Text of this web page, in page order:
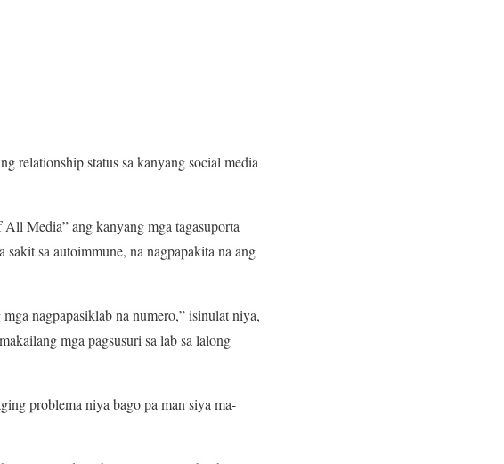
relationship status sa kanyang social media
Media” ang kanyang mga tagasuporta
sa autoimmune, na nagpapakita na ang
nagpapasiklab na numero,” isinulat niya,
mga pagsusuri sa lab sa lalong
problema niya bago pa man siya ma-